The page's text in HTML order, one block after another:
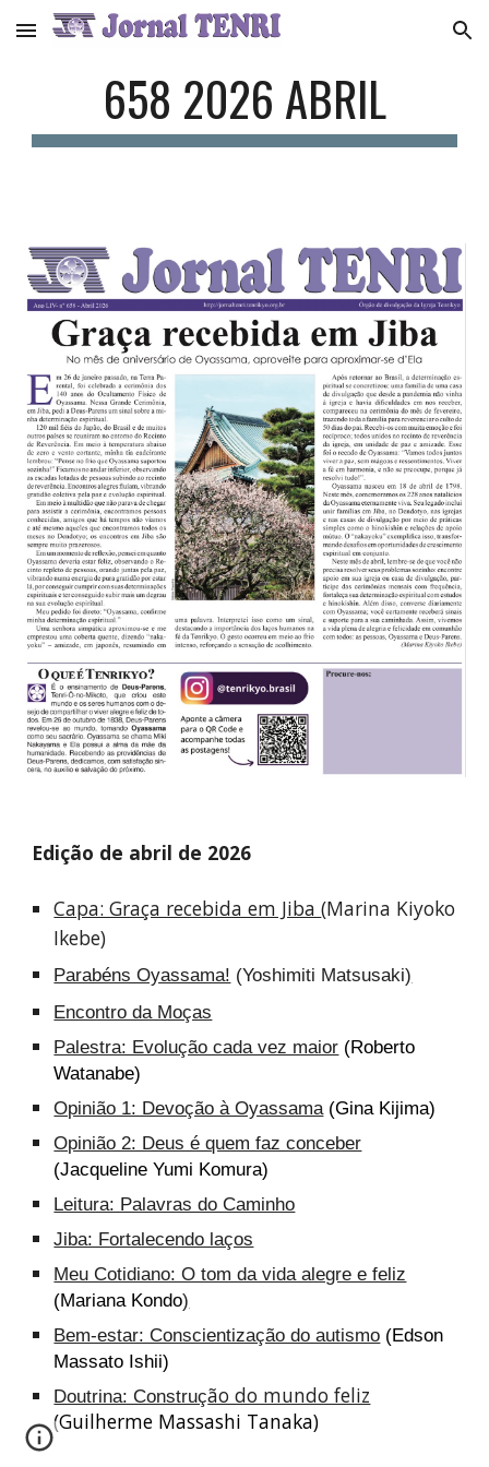
Skip to main content Skip to navigation
658 2026 ABRIL
Edição de abril de 2026
Capa: Graça recebida em Jiba(Marina Kiyoko
Ikebe)
Parabéns Oyassama! (Yoshimiti Matsusaki)
Encontro da Moças
Palestra: Evolução cada vez maior (Roberto
Watanabe)
Opinião 1: Devoção à Oyassama(Gina Kijima)
Opinião 2: Deus é quem faz conceber
(Jacqueline Yumi Komura)
Leitura: Palavras do Caminho
Jiba: Fortalecendo laços
Meu Cotidiano: O tom da vida alegre e feliz
(Mariana Kondo)
Bem-estar: Conscientização do autismo (Edson
Massato Ishii)
Doutrina: Construção do mundo feliz
(Guilherme Massashi Tanaka)